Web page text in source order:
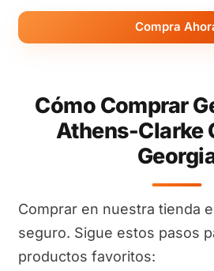
Compra
Cómo Comprar
Athens-Clarke
Comprar en nuestra tienda
seguro. Sigue estos pasos
productos favoritos: